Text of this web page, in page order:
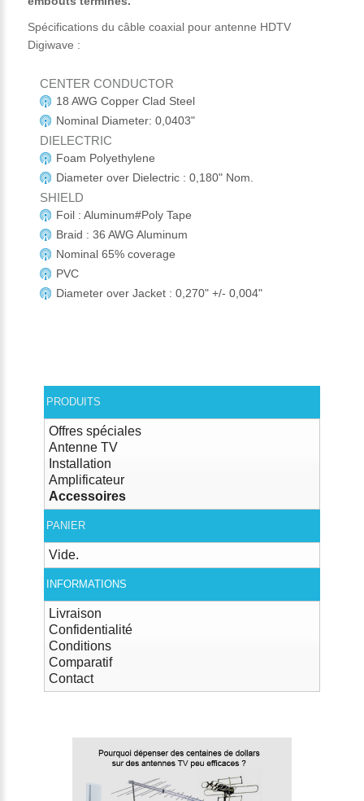
Spécifications du câble coaxial pour antenne HDTV
Digiwave :
CENTER CONDUCTOR
18 AWG Copper Clad Steel
Nominal Diameter: 0,0403"
DIELECTRIC
Foam Polyethylene
Diameter over Dielectric : 0,180" Nom.
SHIELD
Foil : Aluminum#Poly Tape
Braid : 36 AWG Aluminum
Nominal 65% coverage
PVC
Diameter over Jacket : 0,270" +/- 0,004"
PRODUITS
Offres spéciales
Antenne TV
Installation
Amplificateur
Accessoires
PANIER
Vide.
INFORMATIONS
Livraison
Confidentialité
Conditions
Comparatif
Contact